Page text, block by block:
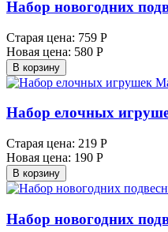
Набор новогодних
Старая цена: 759 Р
Новая цена: 580 Р
В корзину
Набор елочных
Старая цена: 219 Р
Новая цена: 190 Р
В корзину
Набор новогодних